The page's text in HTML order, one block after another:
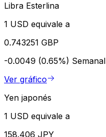
Libra Esterlina
1 USD equivale a
0.743251 GBP
-0.0049 (0.65%) Semanal
Ver gráfico
Yen japonés
1 USD equivale a
158.406 JPY